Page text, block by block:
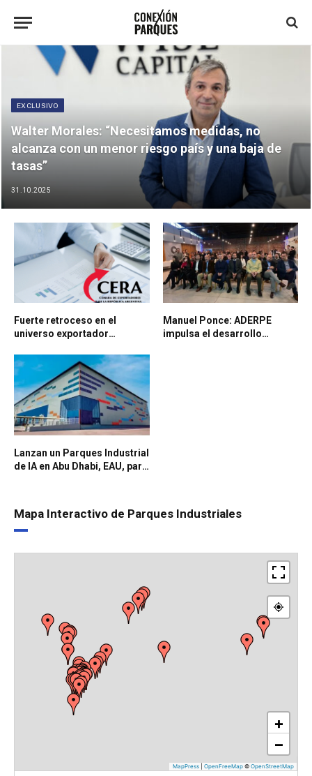
EXCLUSIVO
Walter Morales: “Necesitamos medidas, no
alcanza con un menor riesgo país y una baja de
tasas”
31.10.2025
Fuerte retroceso en el
universo exportador
manufactureras, entre las
más afectadas
Manuel Ponce: ADERPE
impulsa el desarrollo
Lanzan un Parques Industrial
de IA en Abu Dhabi, EAU, para
Mapa Interactivo de Parques Industriales
+
−
MapPress OpenFreeMap © OpenStreetMap